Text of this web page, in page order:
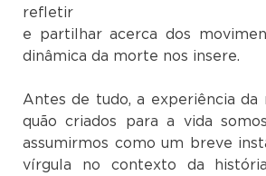
e partilhar acerca dos
dinâmica da morte nos insere.
Antes de tudo, a experiência da
quão criados para a vida
assumirmos como um breve
vírgula no contexto da